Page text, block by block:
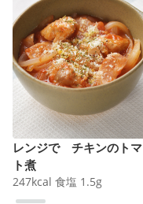
レンジで チキンのトマ
ト煮
247kcal 食塩 1.5g